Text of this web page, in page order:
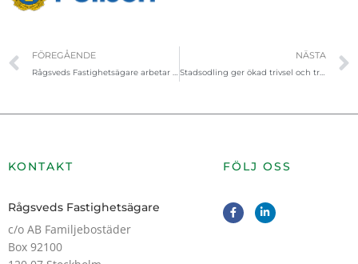
Föregående
FÖREGÅENDE NÄSTA
Stadsodling ger ökad trivsel och trygghet
KONTAKT
Rågsveds Fastighetsägare
c/o AB Familjebostäder
Box 92100
FÖLJ OSS
F
a
c
L
i
n